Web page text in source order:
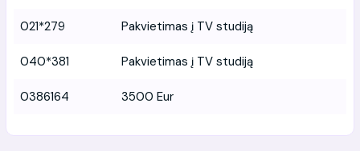
021*279 Pakvietimas į TV studiją
040*381 Pakvietimas į TV studiją
0386164 3500 Eur